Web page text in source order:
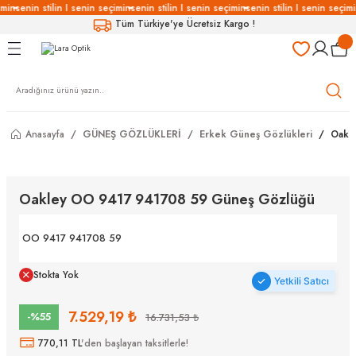
senin stilin I senin seçiminsenin stilin I senin seçiminsenin stilin I senin
Tüm Türkiye'ye Ücretsiz Kargo !
Geri Dön
Geri Dön
Geri Dön
Geri Dön
Anasayfa GÜNEŞ GÖZLÜKLERİ Erkek Güneş Gözlükleri
Oakley OO 9417 941708 59 Güneş Gözlüğü
OO 9417 941708 59
Stokta Yok Yetkili Satıcı
-%55 7.529,19 ₺ 16.731,53 ₺
770,11 TL'den başlayan taksitlerle!